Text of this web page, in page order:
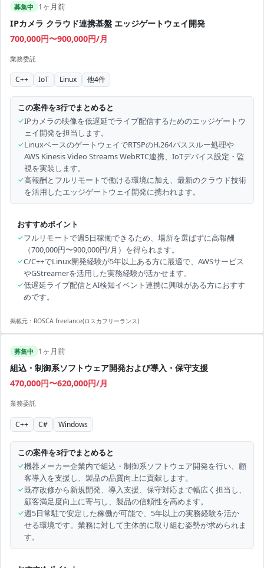
募集中 1ヶ月前
IPカメラ クラウド連携基盤 エッジゲートウェイ開発
700,000円〜900,000円/月
業務委託
C++ IoT Linux 他4件
この案件を3行でまとめると
✓IPカメラの映像を低遅延でライブ配信するためのエッジゲートウ
ェイ開発を担当します。
✓LinuxベースのゲートウェイでRTSPのH.264パススルー処理や
AWS Kinesis Video Streams WebRTC連携、IoTデバイス設定・監
視を実装します。
✓高報酬とフルリモートで働ける環境に加え、最新のクラウド技術
を活用したエッジゲートウェイ開発に携われます。
おすすめポイント
✓フルリモートで週5日稼働できるため、場所を選ばずに高報酬
（700,000円〜900,000円/月）を得られます。
✓C/C++でLinux開発経験が5年以上ある方に最適で、AWSサービス
やGStreamerを活用した実務経験が活かせます。
✓低遅延ライブ配信とAI検知イベント連携に興味がある方におすす
めです。
掲載元： ROSCA freelance(ロスカフリーランス)
募集中 1ヶ月前
組込・制御系ソフトウェア開発および導入・保守支援
470,000円〜620,000円/月
業務委託
C++ C# Windows
この案件を3行でまとめると
✓機器メーカー企業内で組込・制御系ソフトウェア開発を行い、顧
客導入を支援し、製品の品質向上に貢献します。
✓既存改修から新規開発、導入支援、保守対応まで幅広く担当し、
顧客満足度向上に寄与し、製品の信頼性を高めます。
✓週5日常駐で安定した稼働が可能で、5年以上の実務経験を活か
せる環境です。業務に対して主体的に取り組む姿勢が求められま
す。